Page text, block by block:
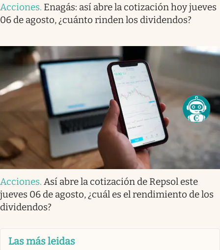
Acciones. Enagás: así abre la cotización hoy jueves
06 de agosto, ¿cuánto rinden los dividendos?
Acciones. Así abre la cotización de Repsol este
jueves 06 de agosto, ¿cuál es el rendimiento de los
dividendos?
Las más leidas